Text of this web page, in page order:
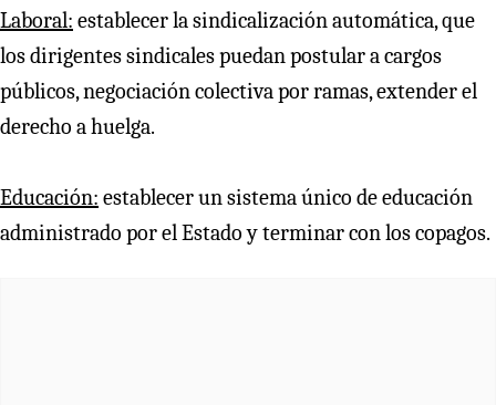
Laboral: establecer la sindicalización automática, que
los dirigentes sindicales puedan postular a cargos
públicos, negociación colectiva por ramas, extender el
derecho a huelga.
Educación: establecer un sistema único de educación
administrado por el Estado y terminar con los copagos.